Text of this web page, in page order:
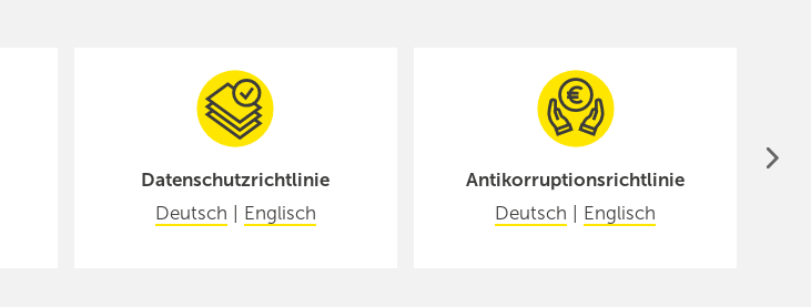
Datenschutzrichtlinie
Deutsch | Englisch
Antikorruptionsrichtlinie
Deutsch | Englisch